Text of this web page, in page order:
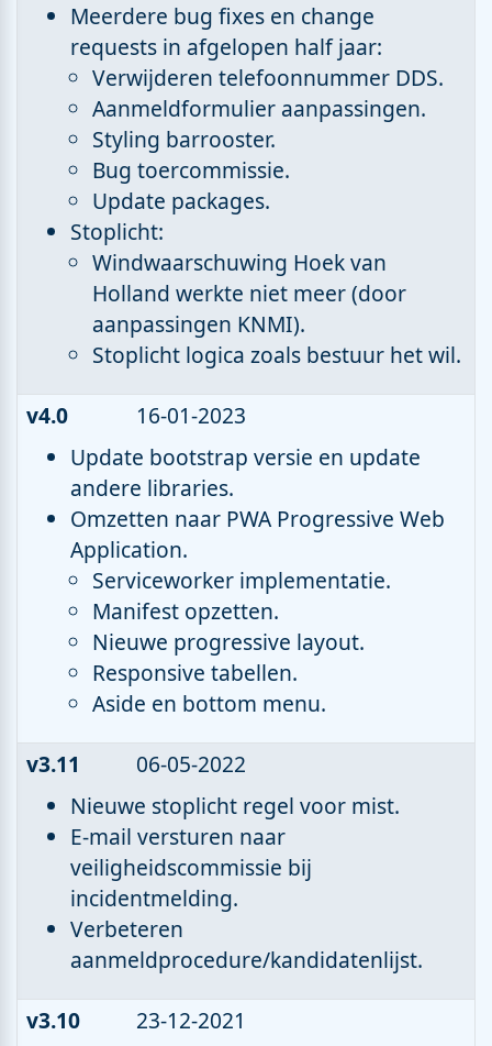
Meerdere bug fixes en change
requests in afgelopen half jaar:
Verwijderen telefoonnummer DDS.
Aanmeldformulier aanpassingen.
Styling barrooster.
Bug toercommissie.
Update packages.
Stoplicht:
Windwaarschuwing Hoek van
Holland werkte niet meer (door
aanpassingen KNMI).
Stoplicht logica zoals bestuur het wil.
v4.0
16-01-2023
Update bootstrap versie en update
andere libraries.
Omzetten naar PWA Progressive Web
Application.
Serviceworker implementatie.
Manifest opzetten.
Nieuwe progressive layout.
Responsive tabellen.
Aside en bottom menu.
v3.11
06-05-2022
Nieuwe stoplicht regel voor mist.
E-mail versturen naar
veiligheidscommissie bij
incidentmelding.
Verbeteren
aanmeldprocedure/kandidatenlijst.
v3.10
23-12-2021